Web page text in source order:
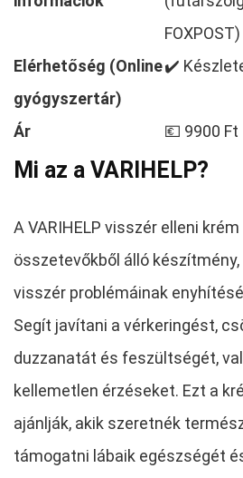
FOXPOST)
Elérhetőség (Online
gyógyszertár)
✔️
Ár 💶 9900 Ft
Mi az a VARIHELP?
A VARIHELP visszér elleni
összetevőkből álló
visszér problémáinak
Segít javítani a vérkeringést,
duzzanatát és feszültségét,
kellemetlen érzéseket. Ezt a
ajánlják, akik szeretnék
támogatni lábaik egészségét